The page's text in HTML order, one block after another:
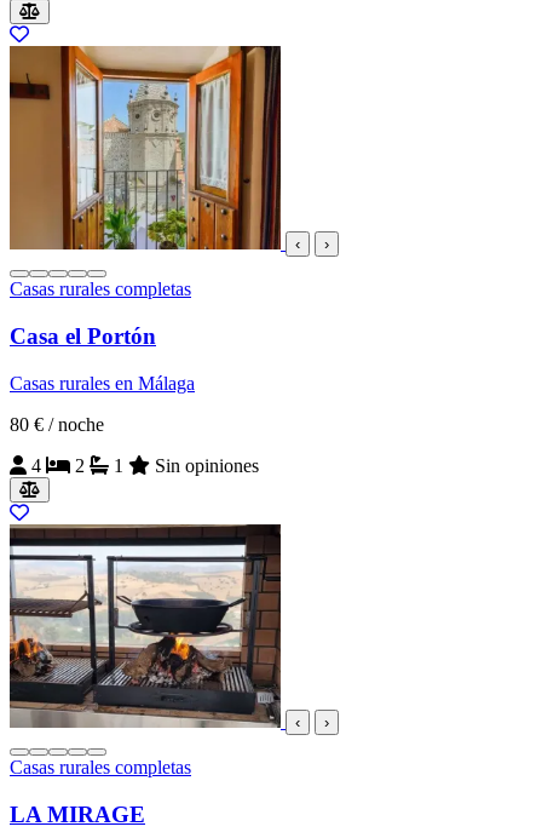
‹ ›
Casas rurales completas
Casa el Portón
Casas rurales en Málaga
80 € / noche
4
2 1 Sin opiniones
‹ ›
Casas rurales completas
LA MIRAGE